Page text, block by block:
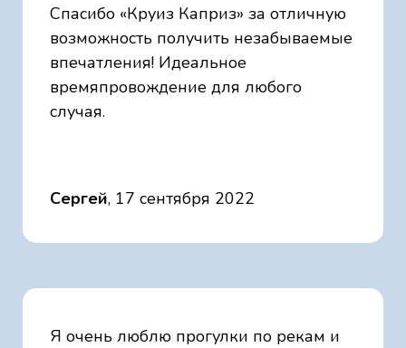
Спасибо «Круиз Каприз» за отличную
возможность получить незабываемые
впечатления! Идеальное
времяпровождение для любого
случая.
Сергей, 17 сентября 2022
Я очень люблю прогулки по рекам и